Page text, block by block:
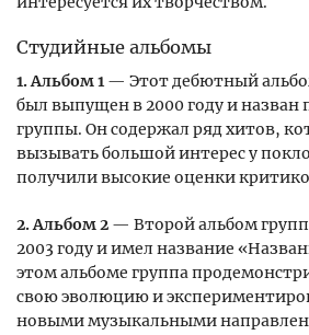
Студийные альбомы
1. Альбом 1— Этот дебютный
был выпущен в 2000 году и назван
группы. Он содержал ряд хитов,
вызывать большой интерес у
получили высокие оценки
2. Альбом 2 — Второй альбом
2003 году и имел название
этом альбоме группа
свою эволюцию и
новыми музыкальными